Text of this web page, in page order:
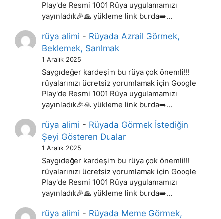
Play'de Resmi 1001 Rüya uygulamamızı
yayınladık🎉🙏 yükleme link burda➡️…
rüya alimi - Rüyada Azrail Görmek,
Beklemek, Sarılmak
1 Aralık 2025
Saygıdeğer kardeşim bu rüya çok önemli!!!
rüyalarınızı ücretsiz yorumlamak için Google
Play'de Resmi 1001 Rüya uygulamamızı
yayınladık🎉🙏 yükleme link burda➡️…
rüya alimi - Rüyada Görmek İstediğin
Şeyi Gösteren Dualar
1 Aralık 2025
Saygıdeğer kardeşim bu rüya çok önemli!!!
rüyalarınızı ücretsiz yorumlamak için Google
Play'de Resmi 1001 Rüya uygulamamızı
yayınladık🎉🙏 yükleme link burda➡️…
rüya alimi - Rüyada Meme Görmek,